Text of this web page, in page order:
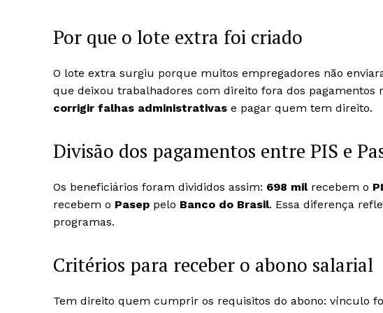
Por que o lote extra foi criado
O lote extra surgiu porque muitos empregadores não
que deixou trabalhadores com direito fora dos pagamentos
corrigir falhas administrativas e pagar quem tem direito.
Divisão dos pagamentos entre PIS e
Os beneficiários foram divididos assim: 698 milrecebem o
recebem o Pasep pelo Banco do Brasil. Essa diferença
programas.
Critérios para receber o abono salarial
Tem direito quem cumprir os requisitos do abono: vínculo